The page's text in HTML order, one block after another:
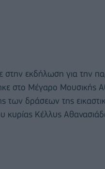
στην εκδήλωση για την
στο Μέγαρο Μουσικής
των δράσεων της
κυρίας Κέλλυς